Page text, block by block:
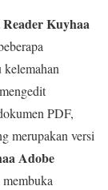
Kuyhaa
PDF,
merupakan versi
Adobe